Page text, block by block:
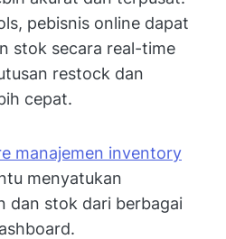
pebisnis online dapat
stok secara real-time
restock dan
cepat.
manajemen inventory
menyatukan
dan stok dari berbagai